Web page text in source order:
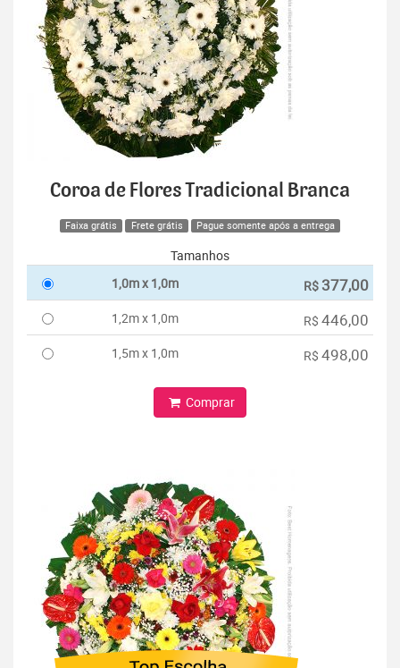
Coroa de Flores Tradicional Branca
Faixa grátis Frete grátis Pague somente após a entrega
Tamanhos
1,0m x 1,0m
R$ 377,00
1,2m x 1,0m R$ 446,00
1,5m x 1,0m R$ 498,00
Comprar